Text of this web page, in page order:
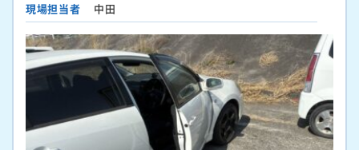
現場担当者
中田